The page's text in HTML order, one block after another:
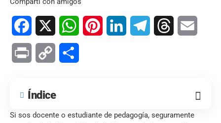
Facebook WhatsAppPinterest LinkedIn TelegramThreads
Print Copy
Índice
Si sos docente o estudiante de pedagogía, seguramente